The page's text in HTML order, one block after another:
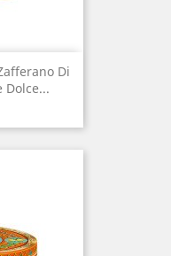
Di
Dolce...